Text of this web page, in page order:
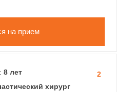
на прием
2
8 лет
хирург